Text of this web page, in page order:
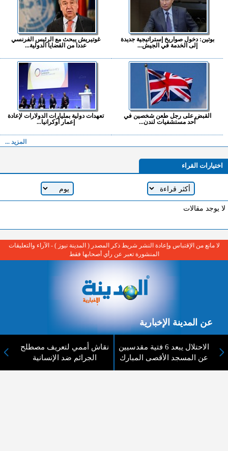
بوتين: دخول صواريخ إستراتيجية جديدة
إلى الخدمة في الجيش...
غوتيريش يبحث مع الرئيس الفرنسي
عددا من القضايا الدولية...
القبض على رجل طعن شخصين في
أحد مستشفيات لندن...
تعهدات دولية بمليارات الدولارات لإعادة
إعمار أوكرانيا...
المزيد ...
اختيارات القراء
لا يوجد مقالات
الاحتلال يبعد 6 فتية مقدسيين
عن المسجد الأقصى المبارك
نقاش أممي لتعريف مصطلح
الجرائم ضد الإنسانية
لا مانع من الإقتباس وإعادة النشر شريط ذكر المصدر ( المدينة نيوز ) - الآراء والتعليقات
المنشورة تعبر عن رأي أصحابها فقط
عن المدينة الإخبارية
المدينة الإخبارية صحيفة الكترونية شاملة تابعة لشركة قنوات البث
الاردنية تنقل الاخبار المحلية الأردنية وأخبار فلسطين وأبرز الأخبار
العربية والدولية لحظة حدوثها بمهنية رفيعة ليكون العالم بما يجري
فيه وحوله بين يديكم بالكلمة والصورة من مصادرها الحقيقية.